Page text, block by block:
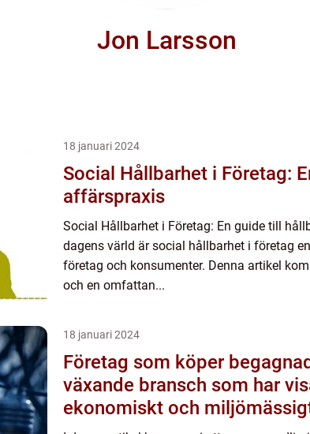
Jon Larsson
18 januari 2024
Social Hållbarhet i Företag:
affärspraxis
Social Hållbarhet i Företag: En guide till
dagens värld är social hållbarhet i företag
företag och konsumenter. Denna artikel
och en omfattan...
18 januari 2024
Företag som köper
växande bransch som har
ekonomiskt och